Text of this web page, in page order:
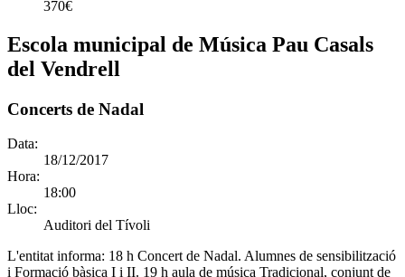
370€
Escola municipal de Música Pau Casals
del Vendrell
Concerts de Nadal
Data:
18/12/2017
Hora:
18:00
Lloc:
Auditori del Tívoli
L'entitat informa: 18 h Concert de Nadal. Alumnes de sensibilització
i Formació bàsica I i II. 19 h aula de música Tradicional, conjunt de